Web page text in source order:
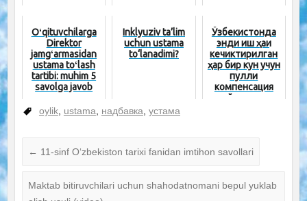
Oʻqituvchilarga
Direktor
jamgʻarmasidan
ustama toʻlash
tartibi: muhim 5
savolga javob
Inklyuziv ta’lim
uchun ustama
to‘lanadimi?
Ўзбекистонда
энди иш ҳақи
кечиктирилган
ҳар бир кун учун
пулли
компенсация
тўланади
oylik, ustama, надбавка, устама
← 11-sinf O‘zbekiston tarixi fanidan imtihon savollari
Maktab bitiruvchilari uchun shahodatnomani bepul yuklab